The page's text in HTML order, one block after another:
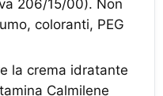
206/15/00). Non
coloranti, PEG
la crema idratante
Calmilene